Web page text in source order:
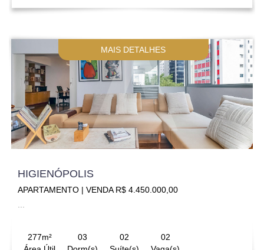
MAIS DETALHES
HIGIENÓPOLIS
APARTAMENTO | VENDA R$ 4.450.000,00
277m²
03
02
02